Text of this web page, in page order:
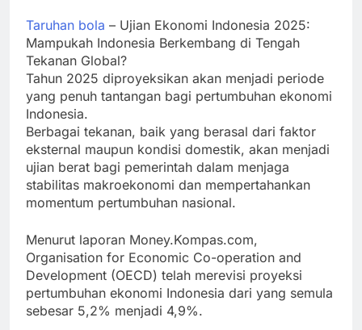
Taruhan bola – Ujian Ekonomi Indonesia 2025:
Mampukah Indonesia Berkembang di Tengah
Tekanan Global?
Tahun 2025 diproyeksikan akan menjadi periode
yang penuh tantangan bagi pertumbuhan ekonomi
Indonesia.
Berbagai tekanan, baik yang berasal dari faktor
eksternal maupun kondisi domestik, akan menjadi
ujian berat bagi pemerintah dalam menjaga
stabilitas makroekonomi dan mempertahankan
momentum pertumbuhan nasional.
Menurut laporan Money.Kompas.com,
Organisation for Economic Co-operation and
Development (OECD) telah merevisi proyeksi
pertumbuhan ekonomi Indonesia dari yang semula
sebesar 5,2% menjadi 4,9%.